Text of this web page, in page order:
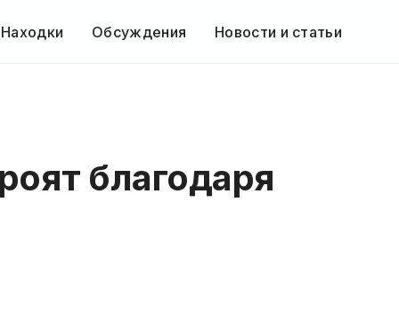
Обсуждения Новости и статьи
благодаря